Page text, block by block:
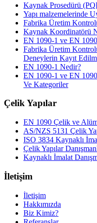
Kaynak Prosedürü
Yapı malzemelerinde
Fabrika Üretim
Kaynak Koordinatörü
EN 1090-1 ve EN
Fabrika Üretim
Deneylerin Kayıt
EN 1090-1 Nedir?
EN 1090-1 ve EN
Ve Kategoriler
Çelik Yapılar
EN 1090 Çelik ve
AS/NZS 5131 Çelik
ISO 3834 Kaynaklı
Çelik Yapılar
Kaynaklı İmalat
İletişim
İletişim
Hakkımızda
Biz Kimiz?